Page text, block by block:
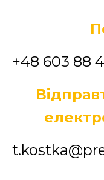
+48 603 88